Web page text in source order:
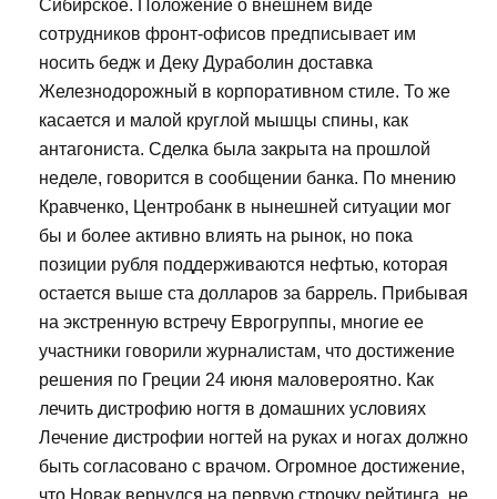
Сибирское. Положение о внешнем виде
сотрудников фронт-офисов предписывает им
носить бедж и Деку Дураболин доставка
Железнодорожный в корпоративном стиле. То же
касается и малой круглой мышцы спины, как
антагониста. Сделка была закрыта на прошлой
неделе, говорится в сообщении банка. По мнению
Кравченко, Центробанк в нынешней ситуации мог
бы и более активно влиять на рынок, но пока
позиции рубля поддерживаются нефтью, которая
остается выше ста долларов за баррель. Прибывая
на экстренную встречу Еврогруппы, многие ее
участники говорили журналистам, что достижение
решения по Греции 24 июня маловероятно. Как
лечить дистрофию ногтя в домашних условиях
Лечение дистрофии ногтей на руках и ногах должно
быть согласовано с врачом. Огромное достижение,
что Новак вернулся на первую строчку рейтинга, не